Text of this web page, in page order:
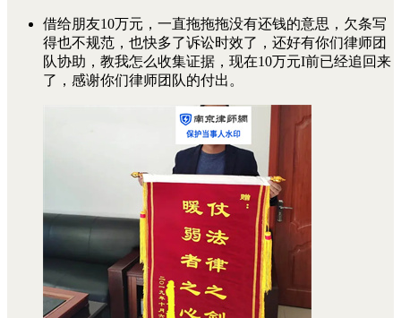
借给朋友10万元，一直拖拖拖没有还钱的意思，欠条写
得也不规范，也快多了诉讼时效了，还好有你们律师团
队协助，教我怎么收集证据，现在10万元I前已经追回来
了，感谢你们律师团队的付出。